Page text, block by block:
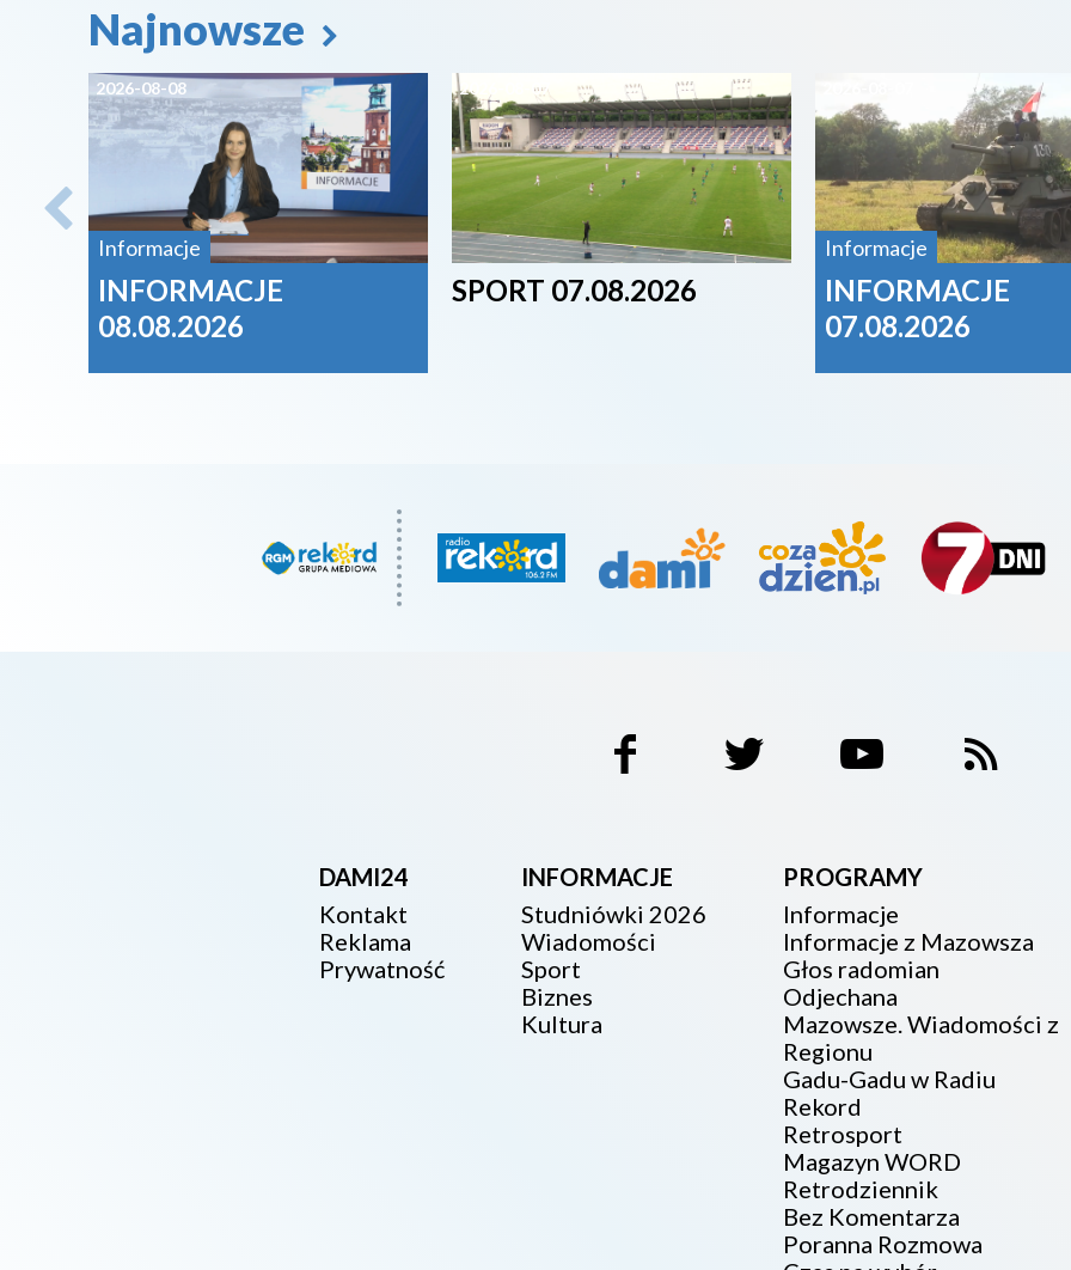
Najnowsze
2026-08-08
Informacje
INFORMACJE
08.08.2026
2026-08-07
SPORT 07.08.2026
Informacje
INFORMACJE
07.08.2026
DAMI24
Kontakt
Reklama
Prywatność
INFORMACJE
Studniówki 2026
Wiadomości
Sport
Biznes
Kultura
PROGRAMY
Informacje
Informacje z Mazowsza
Głos radomian
Odjechana
Mazowsze. Wiadomości z
Regionu
Gadu-Gadu w Radiu
Rekord
Retrosport
Magazyn WORD
Retrodziennik
Bez Komentarza
Poranna Rozmowa